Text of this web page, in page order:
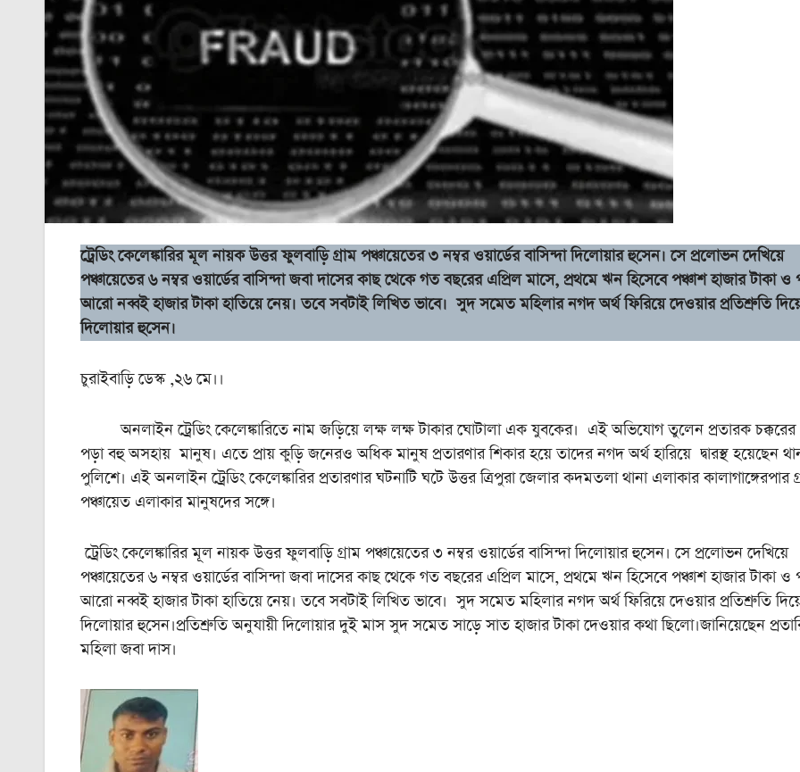
ট্রেডিং কেলেঙ্কারির মূল নায়ক উত্তর ফুলবাড়ি গ্রাম পঞ্চায়েতের ৩ নম্বর ওয়ার্ডের বাসিন্দা দিলোয়ার হুসেন। সে প্রলোভন দেখিয়ে
পঞ্চায়েতের ৬ নম্বর ওয়ার্ডের বাসিন্দা জবা দাসের কাছ থেকে গত বছরের এপ্রিল মাসে, প্রথমে ঋন হিসেবে পঞ্চাশ হাজার টাকা ও
আরো নব্বই হাজার টাকা হাতিয়ে নেয়। তবে সবটাই লিখিত ভাবে। সুদ সমেত মহিলার নগদ অর্থ ফিরিয়ে দেওয়ার প্রতিশ্রুতি
দিলোয়ার হুসেন।
চুরাইবাড়ি ডেস্ক ,২৬ মে।।
অনলাইন ট্রেডিং কেলেঙ্কারিতে নাম জড়িয়ে লক্ষ লক্ষ টাকার ঘোটালা এক যুবকের। এই অভিযোগ তুলেন প্রতারক চক্করের
পড়া বহু অসহায় মানুষ। এতে প্রায় কুড়ি জনেরও অধিক মানুষ প্রতারণার শিকার হয়ে তাদের নগদ অর্থ হারিয়ে দ্বারস্থ হয়েছেন
পুলিশে। এই অনলাইন ট্রেডিং কেলেঙ্কারির প্রতারণার ঘটনাটি ঘটে উত্তর ত্রিপুরা জেলার কদমতলা থানা এলাকার কালাগাঙ্গেরপার
পঞ্চায়েত এলাকার মানুষদের সঙ্গে।
ট্রেডিং কেলেঙ্কারির মূল নায়ক উত্তর ফুলবাড়ি গ্রাম পঞ্চায়েতের ৩ নম্বর ওয়ার্ডের বাসিন্দা দিলোয়ার হুসেন। সে প্রলোভন দেখিয়ে
পঞ্চায়েতের ৬ নম্বর ওয়ার্ডের বাসিন্দা জবা দাসের কাছ থেকে গত বছরের এপ্রিল মাসে, প্রথমে ঋন হিসেবে পঞ্চাশ হাজার টাকা ও
আরো নব্বই হাজার টাকা হাতিয়ে নেয়। তবে সবটাই লিখিত ভাবে। সুদ সমেত মহিলার নগদ অর্থ ফিরিয়ে দেওয়ার প্রতিশ্রুতি
দিলোয়ার হুসেন।প্রতিশ্রুতি অনুযায়ী দিলোয়ার দুই মাস সুদ সমেত সাড়ে সাত হাজার টাকা দেওয়ার কথা ছিলো।জানিয়েছেন
মহিলা জবা দাস।